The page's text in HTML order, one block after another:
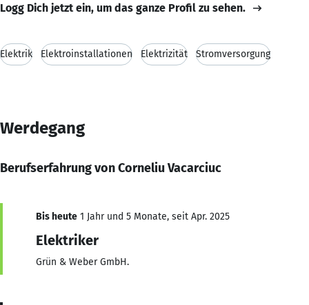
Logg Dich jetzt ein, um das ganze Profil zu sehen.
Elektrik Elektroinstallationen Elektrizität Stromversorgung
Werdegang
Berufserfahrung von Corneliu Vacarciuc
Bis heute 1 Jahr und 5 Monate, seit Apr. 2025
Elektriker
Grün & Weber GmbH.